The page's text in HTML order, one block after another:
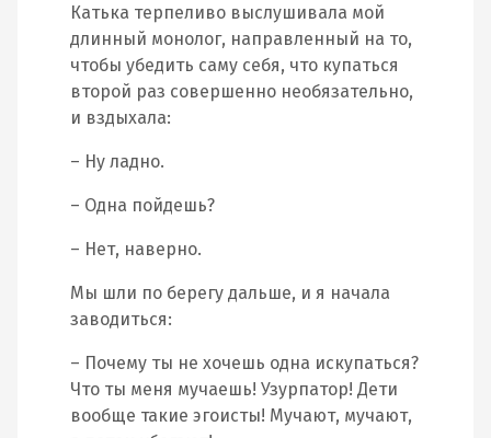
Катька терпеливо выслушивала мой
длинный монолог, направленный на то,
чтобы убедить саму себя, что купаться
второй раз совершенно необязательно,
и вздыхала:
– Ну ладно.
– Одна пойдешь?
– Нет, наверно.
Мы шли по берегу дальше, и я начала
заводиться:
– Почему ты не хочешь одна искупаться?
Что ты меня мучаешь! Узурпатор! Дети
вообще такие эгоисты! Мучают, мучают,